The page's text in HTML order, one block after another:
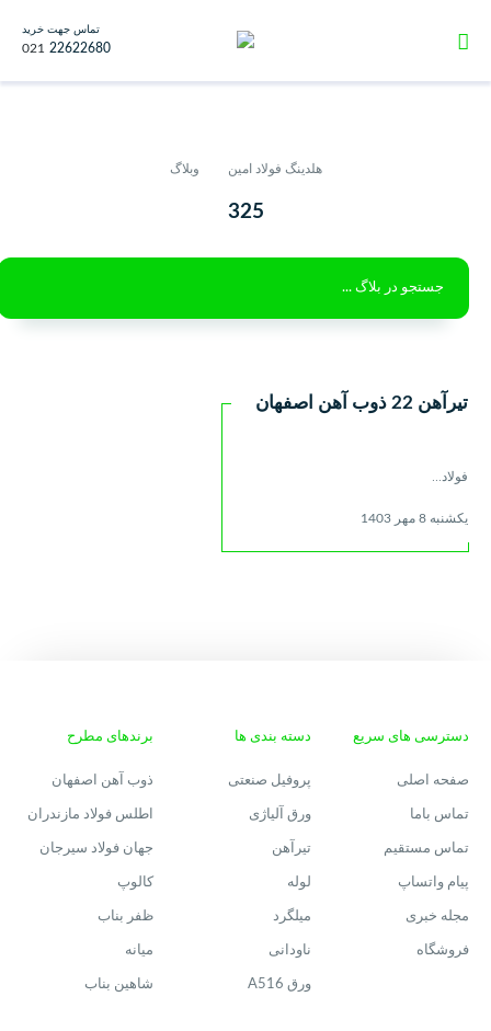
تماس جهت خرید
021 22622680
هلدینگ فولاد امین وبلاگ
325
تیرآهن 22 ذوب آهن اصفهان
فولاد...
یکشنبه 8 مهر 1403
دسترسی های سریع
صفحه اصلی
تماس باما
تماس مستقیم
پیام واتساپ
مجله خبری
فروشگاه
دسته بندی ها
پروفیل صنعتی
ورق آلیاژی
تیرآهن
لوله
میلگرد
ناودانی
ورق A516
برندهای مطرح
ذوب آهن اصفهان
اطلس فولاد مازندران
جهان فولاد سیرجان
کالوپ
ظفر بناب
میانه
شاهین بناب